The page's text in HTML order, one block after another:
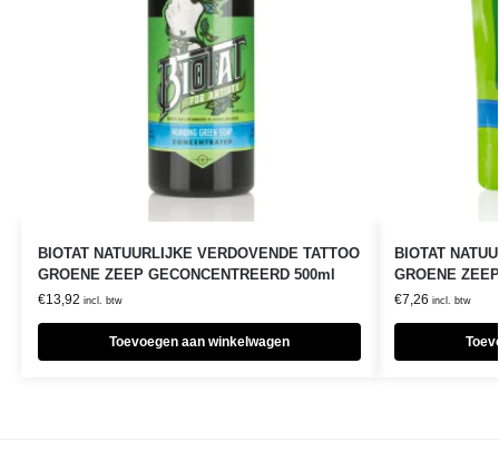
BIOTAT NATUURLIJKE VERDOVENDE TATTOO
GROENE ZEEP GECONCENTREERD 500ml
€13,92 incl. btw
Toevoegen aan winkelwagen
BIOTAT
GROENE
€7,26 incl. btw